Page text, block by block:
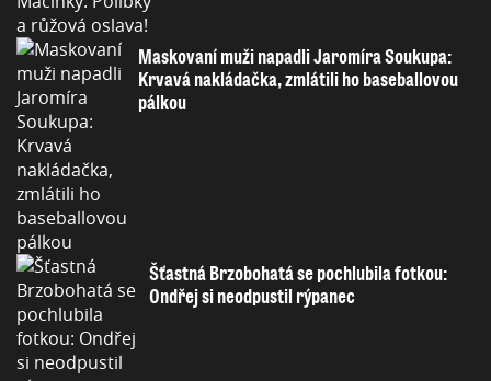
Maskovaní muži napadli Jaromíra Soukupa:
Krvavá nakládačka, zmlátili ho baseballovou
pálkou
Šťastná Brzobohatá se pochlubila fotkou:
Ondřej si neodpustil rýpanec